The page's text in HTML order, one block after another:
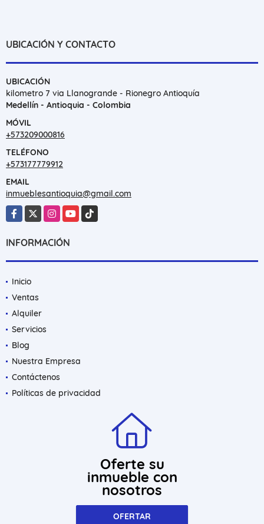
UBICACIÓN Y CONTACTO
UBICACIÓN
kilometro 7 via Llanogrande - Rionegro Antioquía
Medellín - Antioquia - Colombia
MÓVIL
+573209000816
TELÉFONO
+573177779912
EMAIL
inmueblesantioquia@gmail.com
Facebook
X InstagramYouTubeTikTok
INFORMACIÓN
Inicio
Ventas
Alquiler
Servicios
Blog
Nuestra Empresa
Contáctenos
Políticas de privacidad
Oferte su
inmueble con
nosotros
OFERTAR